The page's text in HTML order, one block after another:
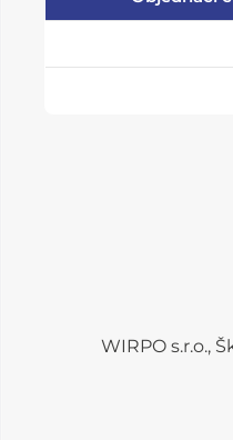
WIRPO s.r.o.,